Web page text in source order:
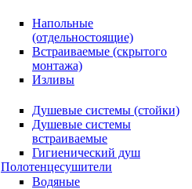
Напольные
(отдельностоящие)
Встраиваемые (скрытого
монтажа)
Изливы
Душевые системы (стойки)
Душевые системы
встраиваемые
Гигиенический душ
Полотенцесушители
ㅤВодяные